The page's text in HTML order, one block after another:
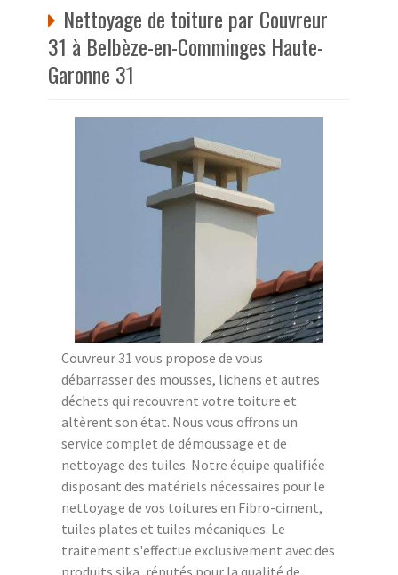
Nettoyage de toiture par Couvreur
31 à Belbèze-en-Comminges Haute-
Garonne 31
Couvreur 31 vous propose de vous
débarrasser des mousses, lichens et autres
déchets qui recouvrent votre toiture et
altèrent son état. Nous vous offrons un
service complet de démoussage et de
nettoyage des tuiles. Notre équipe qualifiée
disposant des matériels nécessaires pour le
nettoyage de vos toitures en Fibro-ciment,
tuiles plates et tuiles mécaniques. Le
traitement s'effectue exclusivement avec des
produits sika, réputés pour la qualité de